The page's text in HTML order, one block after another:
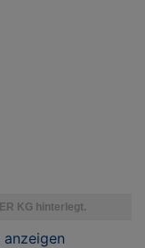
anzeigen